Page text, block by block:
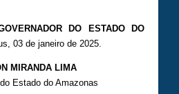
DO ESTADO DO
03 de janeiro de 2025.
MIRANDA LIMA
Estado do Amazonas